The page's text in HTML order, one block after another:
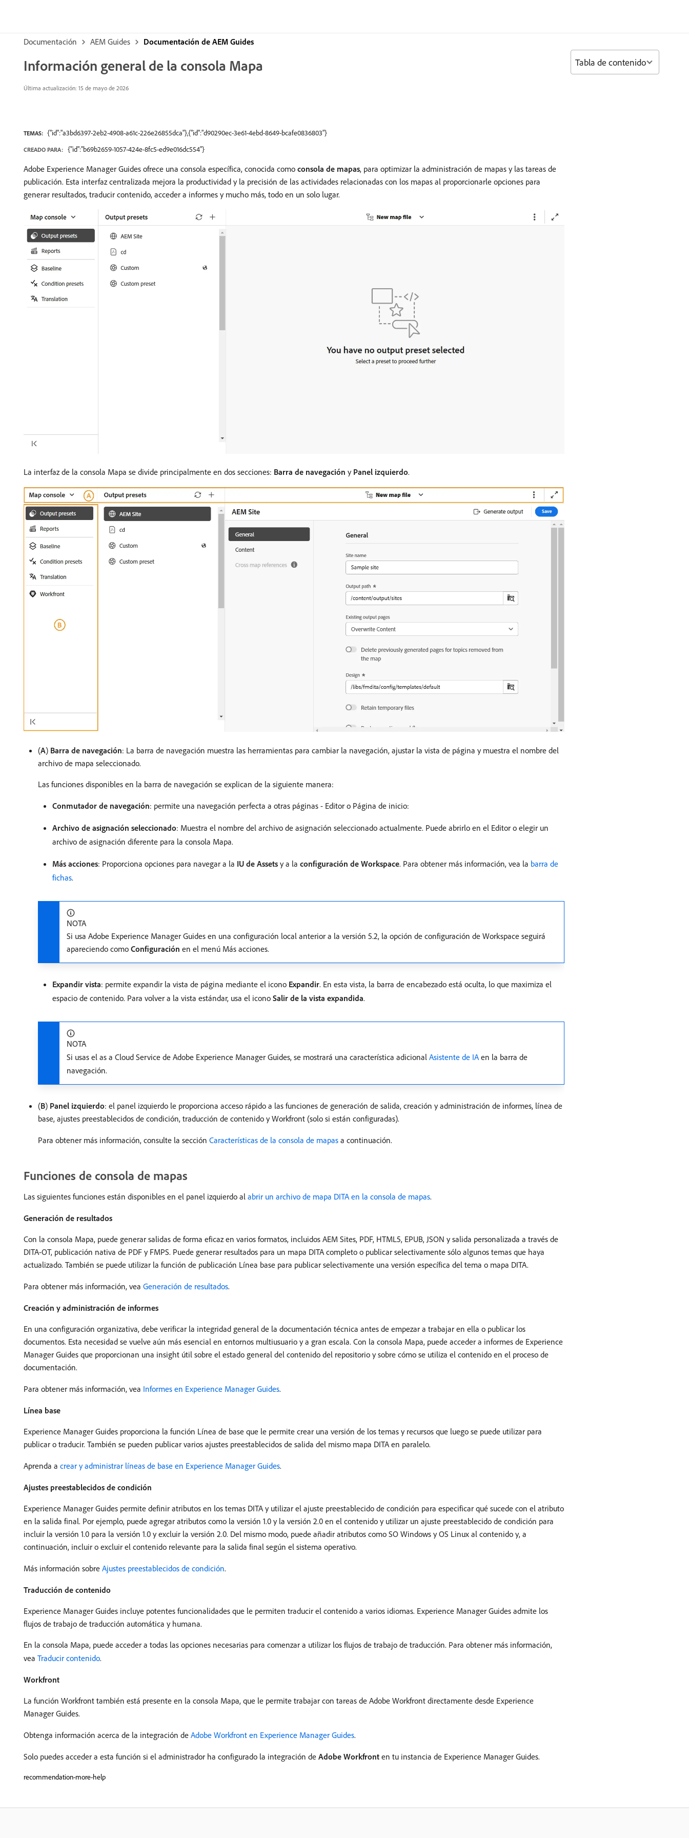
Documentación AEM Guides Documentación de AEM Guides
Información general de la consola Mapa
Última actualización: 15 de mayo de 2026
TEMAS: {"id":"a3bd6397-2eb2-4908-a61c-226e26855dca"},{"id":"d90290ec-3e61-4ebd-8649-bcafe0836803"}
CREADO PARA: {"id":"b69b2659-1057-424e-8fc5-ed9e016dc554"}
Adobe Experience Manager Guides ofrece una consola específica, conocida como consola de mapas, para optimizar la administración de mapas y las tareas de
publicación. Esta interfaz centralizada mejora la productividad y la precisión de las actividades relacionadas con los mapas al proporcionarle opciones para
generar resultados, traducir contenido, acceder a informes y mucho más, todo en un solo lugar.
La interfaz de la consola Mapa se divide principalmente en dos secciones: Barra de navegación y Panel izquierdo.
(A) Barra de navegación: La barra de navegación muestra las herramientas para cambiar la navegación, ajustar la vista de página y muestra el nombre del
archivo de mapa seleccionado.
Las funciones disponibles en la barra de navegación se explican de la siguiente manera:
Conmutador de navegación: permite una navegación perfecta a otras páginas - Editor o Página de inicio:
Archivo de asignación seleccionado: Muestra el nombre del archivo de asignación seleccionado actualmente. Puede abrirlo en el Editor o elegir un
archivo de asignación diferente para la consola Mapa.
Más acciones: Proporciona opciones para navegar a la IU de Assets y a la configuración de Workspace. Para obtener más información, vea la barra de
fichas.
NOTA
Si usa Adobe Experience Manager Guides en una configuración local anterior a la versión 5.2, la opción de configuración de Workspace seguirá
apareciendo como Configuración en el menú Más acciones.
Expandir vista: permite expandir la vista de página mediante el icono Expandir. En esta vista, la barra de encabezado está oculta, lo que maximiza el
espacio de contenido. Para volver a la vista estándar, usa el icono Salir de la vista expandida.
NOTA
Si usas el as a Cloud Service de Adobe Experience Manager Guides, se mostrará una característica adicional Asistente de IAen la barra de
navegación.
(B) Panel izquierdo: el panel izquierdo le proporciona acceso rápido a las funciones de generación de salida, creación y administración de informes, línea de
base, ajustes preestablecidos de condición, traducción de contenido y Workfront (solo si están configuradas).
Para obtener más información, consulte la sección Características de la consola de mapas a continuación.
Funciones de consola de mapas
Las siguientes funciones están disponibles en el panel izquierdo al abrir un archivo de mapa DITA en la consola de mapas.
Generación de resultados
Con la consola Mapa, puede generar salidas de forma eficaz en varios formatos, incluidos AEM Sites, PDF, HTML5, EPUB, JSON y salida personalizada a través de
DITA-OT, publicación nativa de PDF y FMPS. Puede generar resultados para un mapa DITA completo o publicar selectivamente sólo algunos temas que haya
actualizado. También se puede utilizar la función de publicación Línea base para publicar selectivamente una versión específica del tema o mapa DITA.
Para obtener más información, vea Generación de resultados.
Creación y administración de informes
En una configuración organizativa, debe verificar la integridad general de la documentación técnica antes de empezar a trabajar en ella o publicar los
documentos. Esta necesidad se vuelve aún más esencial en entornos multiusuario y a gran escala. Con la consola Mapa, puede acceder a informes de Experience
Manager Guides que proporcionan una insight útil sobre el estado general del contenido del repositorio y sobre cómo se utiliza el contenido en el proceso de
documentación.
Para obtener más información, vea Informes en Experience Manager Guides.
Línea base
Experience Manager Guides proporciona la función Línea de base que le permite crear una versión de los temas y recursos que luego se puede utilizar para
publicar o traducir. También se pueden publicar varios ajustes preestablecidos de salida del mismo mapa DITA en paralelo.
Aprenda a crear y administrar líneas de base en Experience Manager Guides.
Ajustes preestablecidos de condición
Experience Manager Guides permite definir atributos en los temas DITA y utilizar el ajuste preestablecido de condición para especificar qué sucede con el atributo
en la salida final. Por ejemplo, puede agregar atributos como la versión 1.0 y la versión 2.0 en el contenido y utilizar un ajuste preestablecido de condición para
incluir la versión 1.0 para la versión 1.0 y excluir la versión 2.0. Del mismo modo, puede añadir atributos como SO Windows y OS Linux al contenido y, a
continuación, incluir o excluir el contenido relevante para la salida final según el sistema operativo.
Más información sobre Ajustes preestablecidos de condición.
Traducción de contenido
Experience Manager Guides incluye potentes funcionalidades que le permiten traducir el contenido a varios idiomas. Experience Manager Guides admite los
flujos de trabajo de traducción automática y humana.
En la consola Mapa, puede acceder a todas las opciones necesarias para comenzar a utilizar los flujos de trabajo de traducción. Para obtener más información,
vea Traducir contenido.
Workfront
La función Workfront también está presente en la consola Mapa, que le permite trabajar con tareas de Adobe Workfront directamente desde Experience
Manager Guides.
Obtenga información acerca de la integración de Adobe Workfront en Experience Manager Guides.
Solo puedes acceder a esta función si el administrador ha configurado la integración de Adobe Workfront en tu instancia de Experience Manager Guides.
recommendation-more-help
Tabla de contenido